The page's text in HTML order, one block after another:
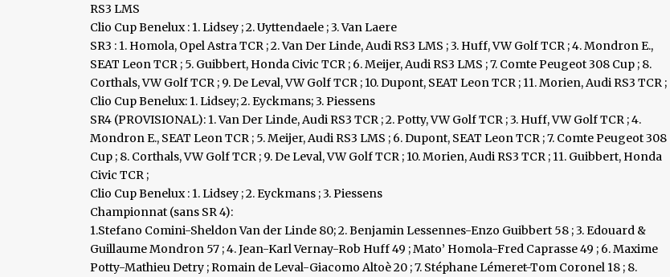
RS3 LMS
Clio Cup Benelux : 1. Lidsey ; 2. Uyttendaele ; 3. Van Laere
SR3 : 1. Homola, Opel Astra TCR ; 2. Van Der Linde, Audi RS3 LMS ; 3. Huff, VW Golf TCR ; 4. Mondron E.,
SEAT Leon TCR ; 5. Guibbert, Honda Civic TCR ; 6. Meijer, Audi RS3 LMS ; 7. Comte Peugeot 308 Cup ; 8.
Corthals, VW Golf TCR ; 9. De Leval, VW Golf TCR ; 10. Dupont, SEAT Leon TCR ; 11. Morien, Audi RS3 TCR ;
Clio Cup Benelux: 1. Lidsey; 2. Eyckmans; 3. Piessens
SR4 (PROVISIONAL): 1. Van Der Linde, Audi RS3 TCR ; 2. Potty, VW Golf TCR ; 3. Huff, VW Golf TCR ; 4.
Mondron E., SEAT Leon TCR ; 5. Meijer, Audi RS3 LMS ; 6. Dupont, SEAT Leon TCR ; 7. Comte Peugeot 308
Cup ; 8. Corthals, VW Golf TCR ; 9. De Leval, VW Golf TCR ; 10. Morien, Audi RS3 TCR ; 11. Guibbert, Honda
Civic TCR ;
Clio Cup Benelux : 1. Lidsey ; 2. Eyckmans ; 3. Piessens
Championnat (sans SR 4):
1.Stefano Comini-Sheldon Van der Linde 80; 2. Benjamin Lessennes-Enzo Guibbert 58 ; 3. Edouard &
Guillaume Mondron 57 ; 4. Jean-Karl Vernay-Rob Huff 49 ; Mato’ Homola-Fred Caprasse 49 ; 6. Maxime
Potty-Mathieu Detry ; Romain de Leval-Giacomo Altoè 20 ; 7. Stéphane Lémeret-Tom Coronel 18 ; 8.